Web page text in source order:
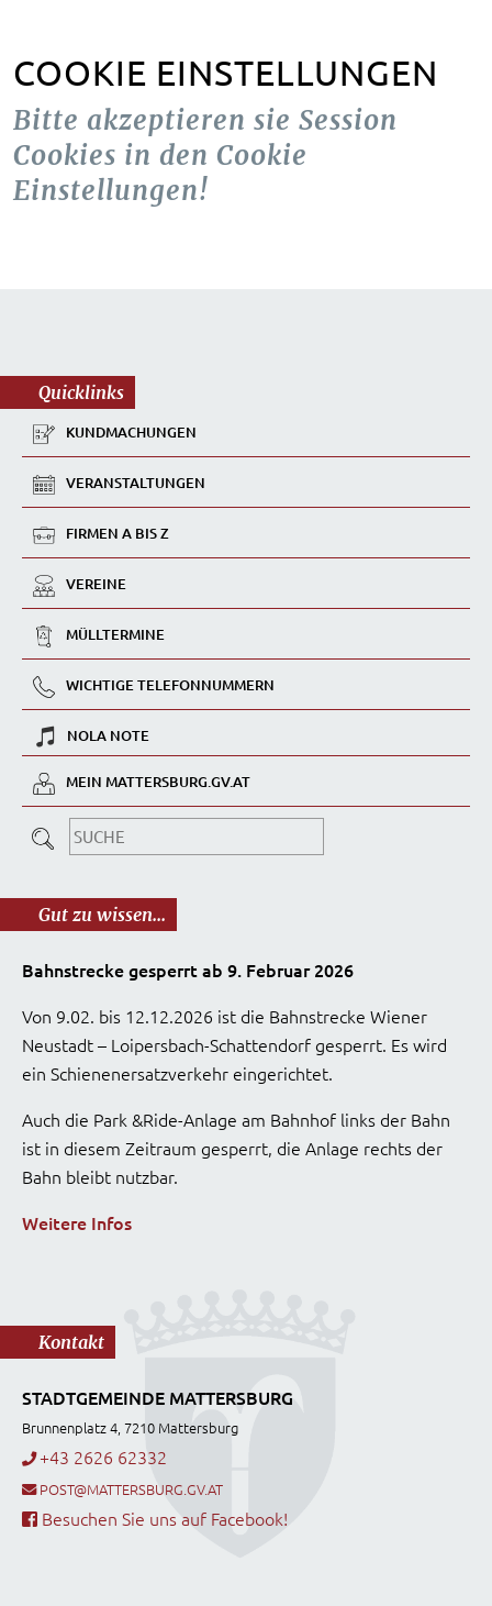
COOKIE EINSTELLUNGEN
Bitte akzeptieren sie Session
Cookies in den Cookie
Einstellungen!
Quicklinks
KUNDMACHUNGEN
VERANSTALTUNGEN
FIRMEN A BIS Z
VEREINE
MÜLLTERMINE
WICHTIGE TELEFONNUMMERN
NOLA NOTE
MEIN MATTERSBURG.GV.AT
Gut zu wissen...
Bahnstrecke gesperrt ab 9. Februar 2026
Von 9.02. bis 12.12.2026 ist die Bahnstrecke Wiener
Neustadt – Loipersbach-Schattendorf gesperrt. Es wird
ein Schienenersatzverkehr eingerichtet.
Auch die Park &Ride-Anlage am Bahnhof links der Bahn
ist in diesem Zeitraum gesperrt, die Anlage rechts der
Bahn bleibt nutzbar.
Weitere Infos
Kontakt
STADTGEMEINDE MATTERSBURG
Brunnenplatz 4, 7210 Mattersburg
+43 2626 62332
POST@MATTERSBURG.GV.AT
Besuchen Sie uns auf Facebook!